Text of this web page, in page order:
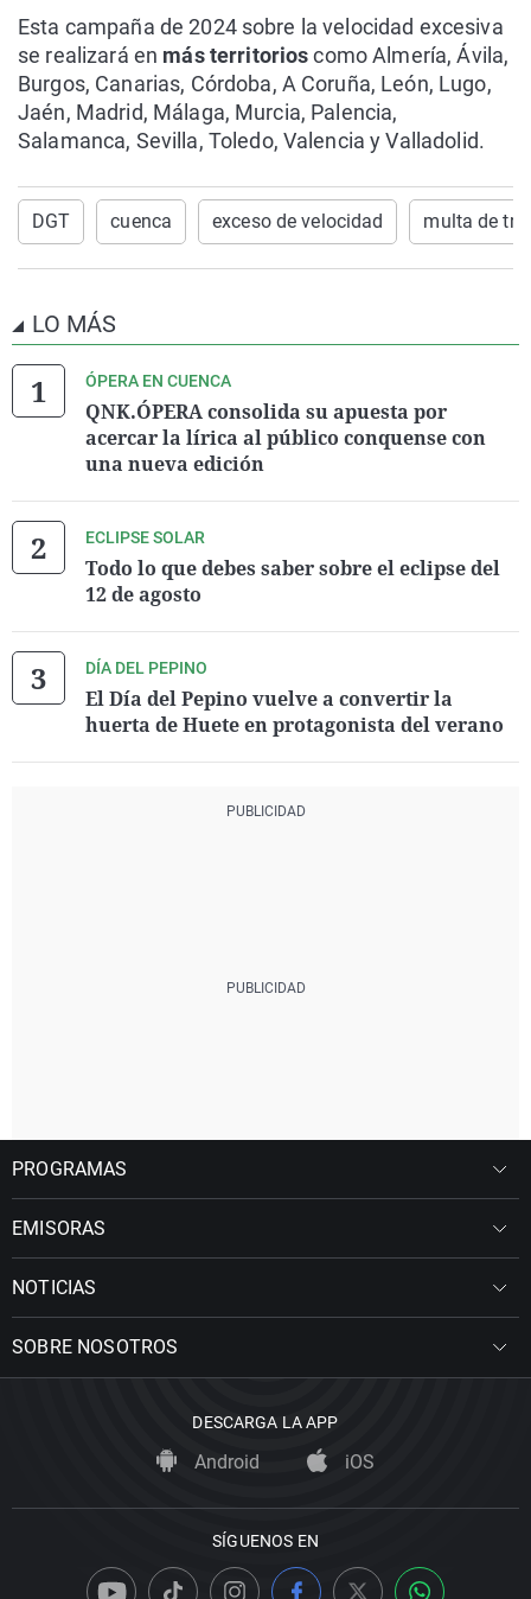
Esta campaña de 2024 sobre la velocidad excesiva
se realizará en más territorioscomo Almería, Ávila,
Burgos, Canarias, Córdoba, A Coruña, León, Lugo,
Jaén, Madrid, Málaga, Murcia, Palencia,
Salamanca, Sevilla, Toledo, Valencia y Valladolid.
DGT cuenca exceso de velocidad multa de
LO MÁS
ÓPERA EN CUENCA
QNK.ÓPERA consolida su apuesta por
acercar la lírica al público conquense con
una nueva edición
ECLIPSE SOLAR
Todo lo que debes saber sobre el eclipse del
12 de agosto
DÍA DEL PEPINO
El Día del Pepino vuelve a convertir la
huerta de Huete en protagonista del verano
PROGRAMAS
EMISORAS
NOTICIAS
SOBRE NOSOTROS
DESCARGA LA APP
Android iOS
SÍGUENOS EN